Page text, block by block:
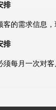
排
客的需求信息
排
须每月一次对